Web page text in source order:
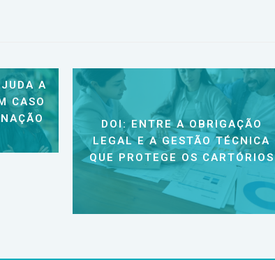
A
CASO
DOI: ENTRE A OBRIGAÇÃO
LEGAL E A GESTÃO TÉCNICA
QUE PROTEGE OS CARTÓRIOS